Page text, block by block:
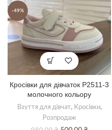
-49%
Кросівки для дівчаток Р2511-3
молочного кольору
Взуття для дівчат, Кросівки,
Розпродаж